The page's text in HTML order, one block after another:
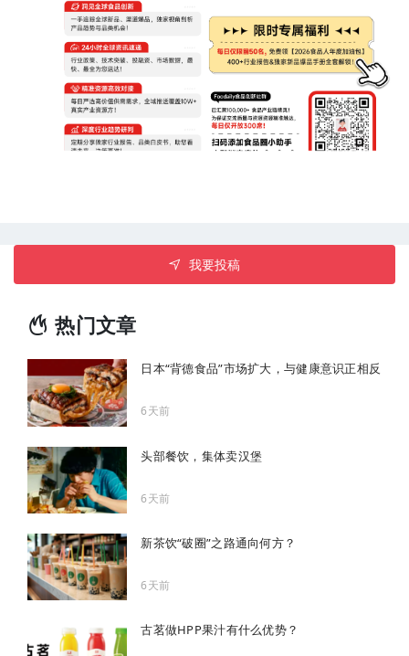
我要投稿
热门文章
日本“背德食品”市场扩大，与健康意识正相反
6天前
头部餐饮，集体卖汉堡
6天前
新茶饮“破圈”之路通向何方？
6天前
古茗做HPP果汁有什么优势？